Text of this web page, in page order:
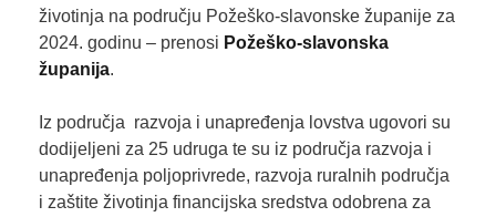
životinja na području Požeško-slavonske županije za
2024. godinu – prenosi Požeško-slavonska
županija.
Iz područja razvoja i unapređenja lovstva ugovori su
dodijeljeni za 25 udruga te su iz područja razvoja i
unapređenja poljoprivrede, razvoja ruralnih područja
i zaštite životinja financijska sredstva odobrena za